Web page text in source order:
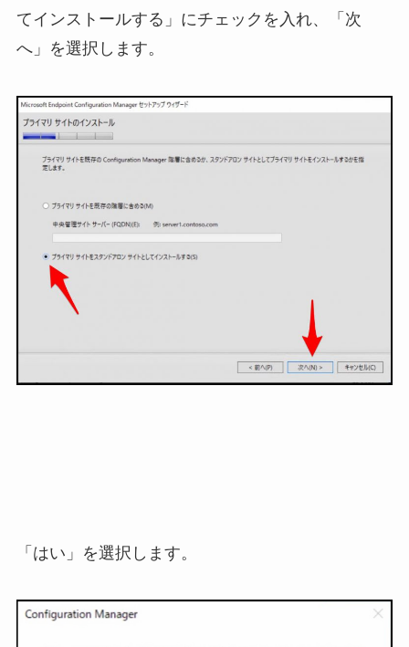
てインストールする」にチェックを入れ、「次
へ」を選択します。
「はい」を選択します。